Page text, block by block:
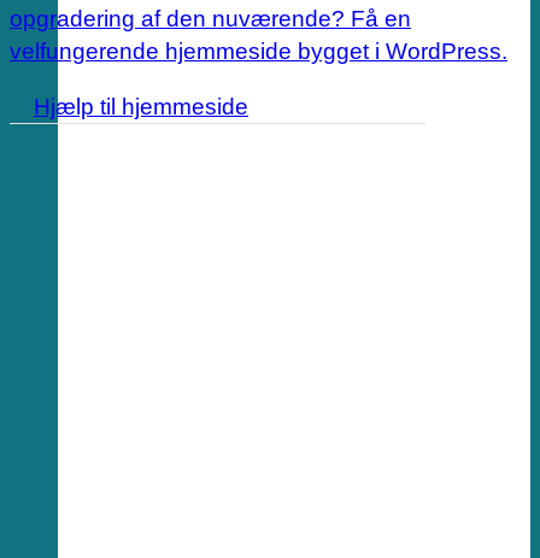
opgradering af den nuværende? Få en
velfungerende hjemmeside bygget i WordPress.
Hjælp til hjemmeside